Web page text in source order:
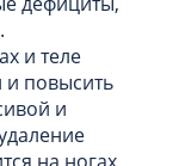
и теле
и повысить
и